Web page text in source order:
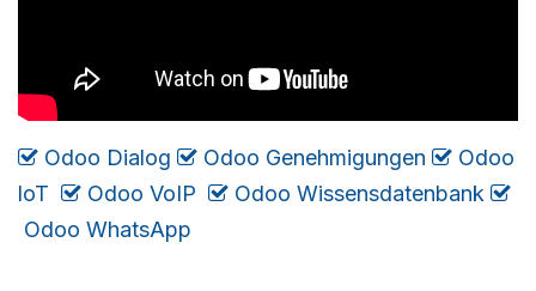
Odoo Dialog Odoo Genehmigungen
Odoo
loT
Odoo VoIP Odoo Wissensdatenbank
Odoo WhatsApp